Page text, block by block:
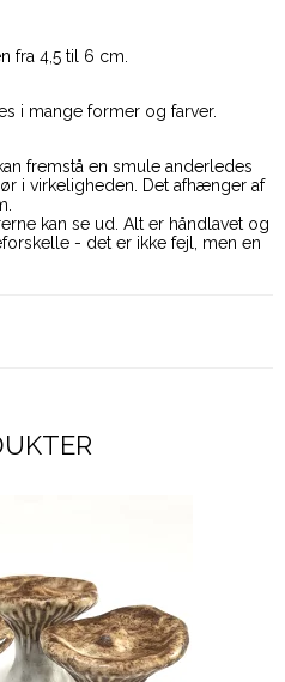
fra 4,5 til 6 cm.
i mange former og farver.
fremstå en smule anderledes
i virkeligheden. Det afhænger af
kan se ud. Alt er håndlavet og
- det er ikke fejl, men en